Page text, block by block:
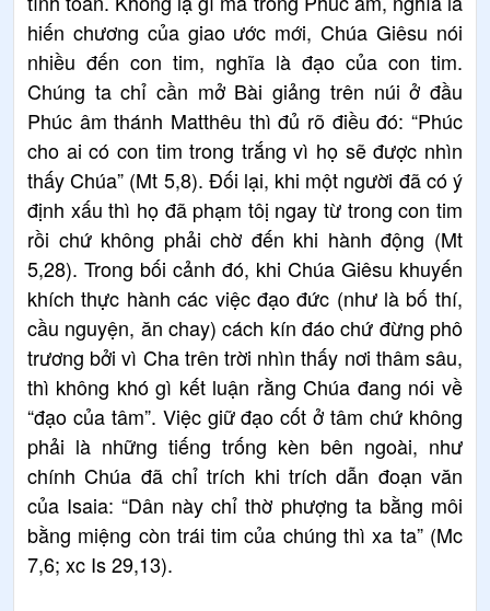
hiến chương của giao ước mới, Chúa Giêsu nói
nhiều đến con tim, nghĩa là đạo của con tim.
Chúng ta chỉ cần mở Bài giảng trên núi ở đầu
Phúc âm thánh Matthêu thì đủ rõ điều đó: “Phúc
cho ai có con tim trong trắng vì họ sẽ được nhìn
thấy Chúa” (Mt 5,8). Đối lại, khi một người đã có ý
định xấu thì họ đã phạm tôị ngay từ trong con tim
rồi chứ không phải chờ đến khi hành động (Mt
5,28). Trong bối cảnh đó, khi Chúa Giêsu khuyến
khích thực hành các việc đạo đức (như là bố thí,
cầu nguyện, ăn chay) cách kín đáo chứ đừng phô
trương bởi vì Cha trên trời nhìn thấy nơi thâm sâu,
thì không khó gì kết luận rằng Chúa đang nói về
“đạo của tâm”. Việc giữ đạo cốt ở tâm chứ không
phải là những tiếng trống kèn bên ngoài, như
chính Chúa đã chỉ trích khi trích dẫn đoạn văn
của Isaia: “Dân này chỉ thờ phượng ta bằng môi
bằng miệng còn trái tim của chúng thì xa ta” (Mc
7,6; xc Is 29,13).